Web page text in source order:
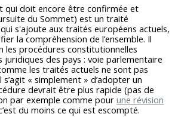
qui doit encore être confirmée et
du Sommet) est un traité
s'ajoute aux traités européens actuels,
la compréhension de l’ensemble. Il
les procédures constitutionnelles
des pays : voie parlementaire
les traités actuels ne sont pas
s’agit « simplement » d’adopter un
devrait être plus rapide (pas de
par exemple comme pourune révision
du moins ce qui est escompté.